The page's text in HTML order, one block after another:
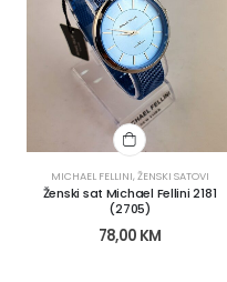
MICHAEL FELLINI,ŽENSKI SATOVI
Ženski sat Michael Fellini 2181
(2705)
78,00 KM